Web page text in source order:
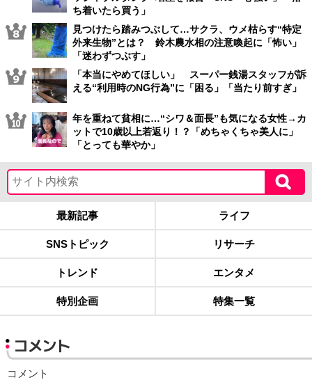
ち着いたら買う」
見つけたら踏みつぶして…サクラ、ウメ枯らす“特定
外来生物”とは？ 鈴木農水相の注意喚起に「怖い」
「迷わずつぶす」
「本当にやめてほしい」 スーパー銭湯スタッフが訴
える“利用時のNG行為”に「困る」「当たり前すぎ」
年を重ねて貧相に…“シワ＆面長”も気になる女性→カ
ットで10歳以上若返り！？「めちゃくちゃ美人に」
「とっても華やか」
最新記事 ライフ
SNSトピック リサーチ
トレンド エンタメ
特別企画 特集一覧
コメント
コメント